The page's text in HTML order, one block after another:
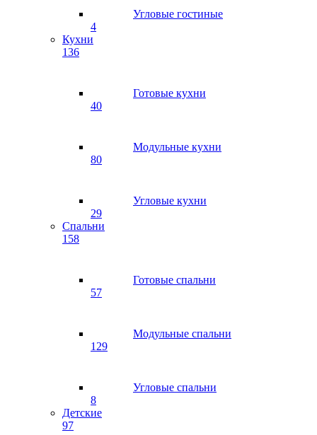
Угловые гостиные
4
Кухни
136
Готовые кухни
40
Модульные кухни
80
Угловые кухни
29
Спальни
158
Готовые спальни
57
Модульные спальни
129
Угловые спальни
8
Детские
97